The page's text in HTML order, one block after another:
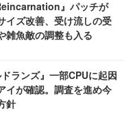
』パッチが
イズ改善、受け流しの受
雑魚敵の調整も入る
ランズ』一部CPUに起因
イが確認。調査を進め今
針